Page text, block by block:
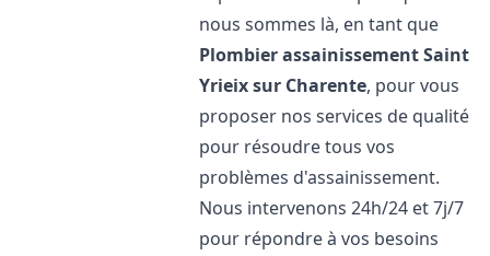
nous sommes là, en tant que
Plombier assainissementSaint
Yrieix sur Charente, pour vous
proposer nos services de qualité
pour résoudre tous vos
problèmes d'assainissement.
Nous intervenons 24h/24 et 7j/7
pour répondre à vos besoins